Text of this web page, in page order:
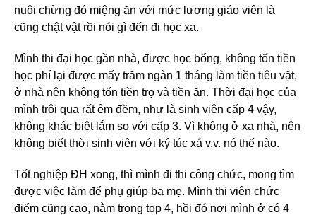
nuôi chừng đó miệng ăn với mức lương giáo viên là
cũng chật vật rồi nói gì đến đi học xa.
Mình thi đại học gần nhà, được học bổng, không tốn tiền
học phí lại được mấy trăm ngàn 1 tháng làm tiền tiêu vặt,
ở nhà nên không tốn tiền trọ và tiền ăn. Thời đại học của
mình trôi qua rất êm đềm, như là sinh viên cấp 4 vậy,
không khác biệt lắm so với cấp 3. Vì không ở xa nhà, nên
không biết thời sinh viên với ký túc xá v.v. nó thế nào.
Tốt nghiệp ĐH xong, thì mình đi thi công chức, mong tìm
được việc làm để phụ giúp ba mẹ. Mình thi viên chức
điểm cũng cao, nằm trong top 4, hồi đó nơi mình ở có 4